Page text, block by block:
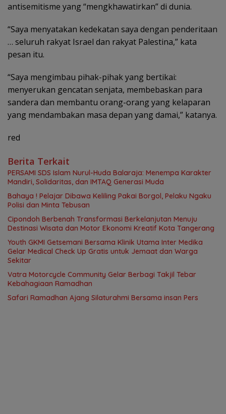
antisemitisme yang “mengkhawatirkan” di dunia.
“Saya menyatakan kedekatan saya dengan penderitaan
… seluruh rakyat Israel dan rakyat Palestina,” kata
pesan itu.
“Saya mengimbau pihak-pihak yang bertikai:
menyerukan gencatan senjata, membebaskan para
sandera dan membantu orang-orang yang kelaparan
yang mendambakan masa depan yang damai,” katanya.
red
Berita Terkait
PERSAMI SDS Islam Nurul-Huda Balaraja: Menempa Karakter
Mandiri, Solidaritas, dan IMTAQ Generasi Muda
Bahaya ! Pelajar Dibawa Keliling Pakai Borgol, Pelaku Ngaku
Polisi dan Minta Tebusan
Cipondoh Berbenah Transformasi Berkelanjutan Menuju
Destinasi Wisata dan Motor Ekonomi Kreatif Kota Tangerang
Youth GKMI Getsemani Bersama Klinik Utama Inter Medika
Gelar Medical Check Up Gratis untuk Jemaat dan Warga
Sekitar
Vatra Motorcycle Community Gelar Berbagi Takjil Tebar
Kebahagiaan Ramadhan
Safari Ramadhan Ajang Silaturahmi Bersama insan Pers